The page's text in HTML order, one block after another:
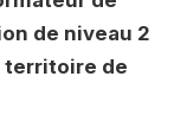
de niveau 2
territoire de